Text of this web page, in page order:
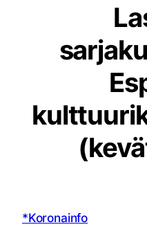
*Koronainfo